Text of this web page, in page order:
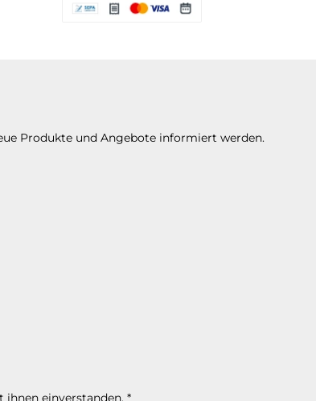
Produkte und Angebote informiert werden.
ihnen einverstanden. *